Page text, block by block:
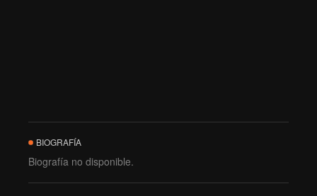
BIOGRAFÍA
Biografía no disponible.